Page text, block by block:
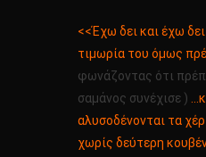
<<Έχω δει και έχω
τιμωρία του όμως
φωνάζοντας ότι
σαμάνος συνέχισε )
αλυσοδένονται τα
χωρίς δεύτερη